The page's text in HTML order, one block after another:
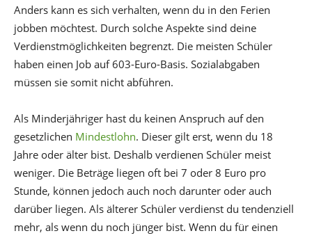
Anders kann es sich verhalten, wenn du in den Ferien
jobben möchtest. Durch solche Aspekte sind deine
Verdienstmöglichkeiten begrenzt. Die meisten Schüler
haben einen Job auf 603-Euro-Basis. Sozialabgaben
müssen sie somit nicht abführen.
Als Minderjähriger hast du keinen Anspruch auf den
gesetzlichen Mindestlohn. Dieser gilt erst, wenn du 18
Jahre oder älter bist. Deshalb verdienen Schüler meist
weniger. Die Beträge liegen oft bei 7 oder 8 Euro pro
Stunde, können jedoch auch noch darunter oder auch
darüber liegen. Als älterer Schüler verdienst du tendenziell
mehr, als wenn du noch jünger bist. Wenn du für einen